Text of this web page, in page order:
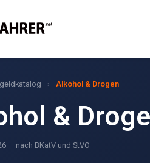
› Alkohol & Drogen
&
— nach BKatV und StVO